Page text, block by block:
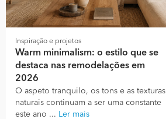
Inspiração e projetos
Warm minimalism: o estilo que se
destaca nas remodelações em
2026
O aspeto tranquilo, os tons e as texturas
naturais continuam a ser uma constante
este ano ... Ler mais